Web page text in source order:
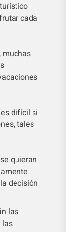
cada
muchas
difícil si
tales
quieran
decisión
las
las